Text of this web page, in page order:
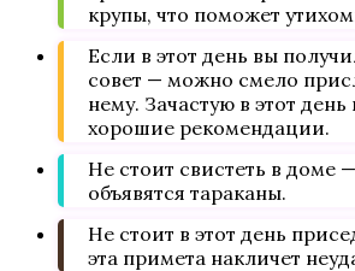
крупы, что поможет
Если в этот день вы
совет — можно смело
нему. Зачастую в этот день
хорошие рекомендации.
Не стоит свистеть в доме
объявятся тараканы.
Не стоит в этот день
эта примета накличет